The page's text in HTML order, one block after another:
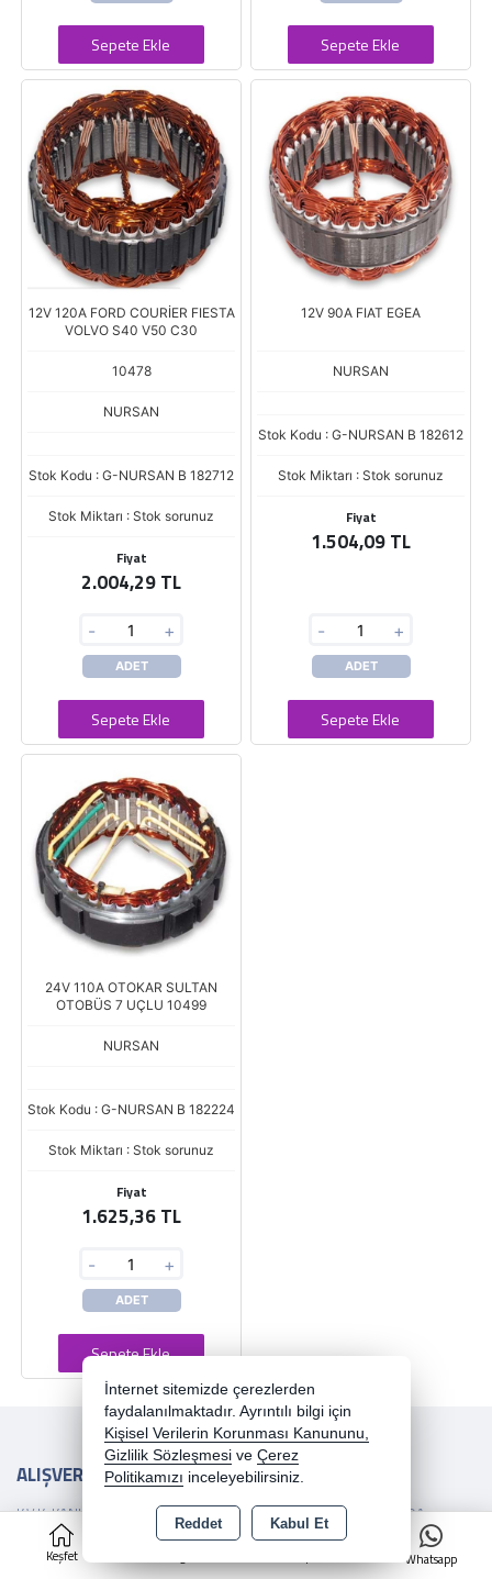
Keşfet
0
Whatsapp
Sepete Ekle Sepete Ekle
12V 120A FORD COURİER FIESTA
VOLVO S40 V50 C30
10478
NURSAN
Stok Kodu : G-NURSAN B 182712
Stok Miktarı : Stok sorunuz
Fiyat
2.004,29 TL
- +
ADET
Sepete Ekle
12V 90A FIAT EGEA
NURSAN
Stok Kodu : G-NURSAN B 182612
Stok Miktarı : Stok sorunuz
Fiyat
1.504,09 TL
- +
ADET
Sepete Ekle
24V 110A OTOKAR SULTAN
OTOBÜS 7 UÇLU 10499
NURSAN
Stok Kodu : G-NURSAN B 182224
Stok Miktarı : Stok sorunuz
Fiyat
1.625,36 TL
- +
ADET
Sepete Ekle
ALIŞVERİŞ
K.V.K. KANUNU
GIZLILIK
SÖZLEŞMESI
HİZMETLER
YARDIM
İSTEK VE
ÖNERILERINIZ
HAKKIMIZDA
İLETIŞIM
İnternet sitemizde çerezlerden
faydalanılmaktadır. Ayrıntılı bilgi için
Kişisel Verilerin Korunması Kanununu,
Gizlilik Sözleşmesi ve Çerez
Politikamızı inceleyebilirsiniz.
Reddet Kabul Et